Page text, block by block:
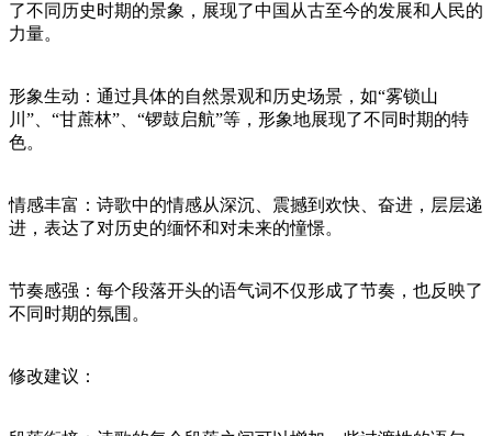
了不同历史时期的景象，展现了中国从古至今的发展和人民的
力量。
形象生动：通过具体的自然景观和历史场景，如“雾锁山
川”、“甘蔗林”、“锣鼓启航”等，形象地展现了不同时期的特
色。
情感丰富：诗歌中的情感从深沉、震撼到欢快、奋进，层层递
进，表达了对历史的缅怀和对未来的憧憬。
节奏感强：每个段落开头的语气词不仅形成了节奏，也反映了
不同时期的氛围。
修改建议：